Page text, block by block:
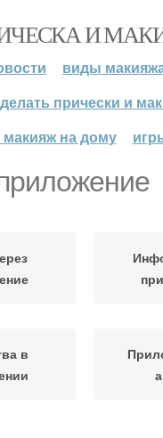
И
виды
прически и
макияж на дому
в